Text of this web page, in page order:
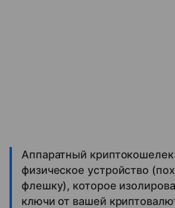
Аппаратный
физическое устройство
флешку), которое
ключи от вашей